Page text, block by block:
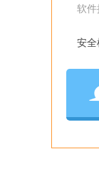
软件
安全